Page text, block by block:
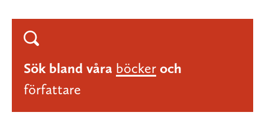
Sök bland våra böcker och
författare